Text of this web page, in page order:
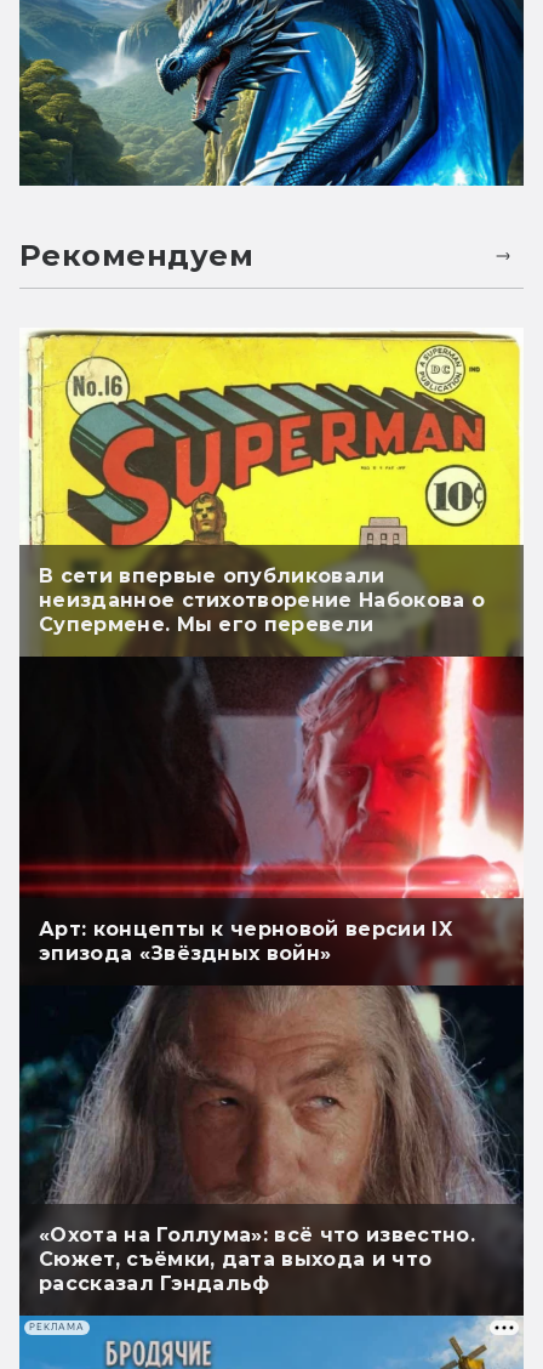
Рекомендуем
В сети впервые опубликовали
неизданное стихотворение Набокова о
Супермене. Мы его перевели
Арт: концепты к черновой версии IX
эпизода «Звёздных войн»
«Охота на Голлума»: всё что известно.
Сюжет, съёмки, дата выхода и что
рассказал Гэндальф
РЕКЛАМА